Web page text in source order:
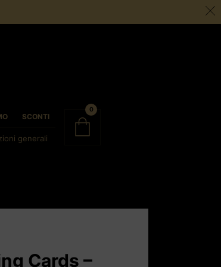
SCONTI
generali
0
Cards –